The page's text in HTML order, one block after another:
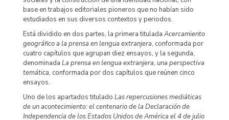
base en trabajos editoriales pioneros que no habían sido
estudiados en sus diversos contextos y periodos.
Está dividido en dos partes, la primera titulada Acercamiento
geográfico a la prensa en lengua extranjera, conformada por
cuatro capítulos que agrupan diez ensayos, y la segunda,
denominada La prensa en lengua extranjera, una perspectiva
temática, conformada por dos capítulos que reúnen cinco
ensayos.
Uno de los apartados titulado Las repercusiones mediáticas
de un acontecimiento: el centenario de la Declaración de
Independencia de los Estados Unidos de América el 4 de julio